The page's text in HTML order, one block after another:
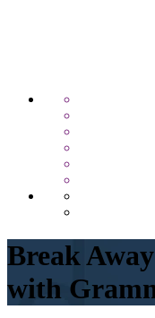
Break
with